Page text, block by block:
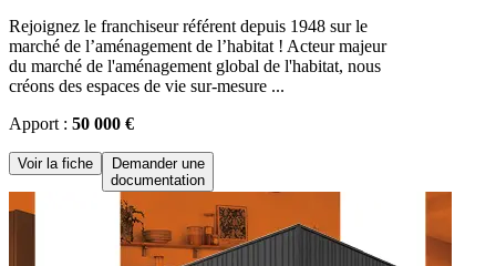
Rejoignez le franchiseur référent depuis 1948 sur le
marché de l’aménagement de l’habitat ! Acteur majeur
du marché de l'aménagement global de l'habitat, nous
créons des espaces de vie sur-mesure ...
Apport : 50 000 €
Voir la fiche
Demander une
documentation